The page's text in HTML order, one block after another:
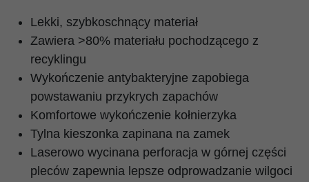
Lekki, szybkoschnący materiał
Zawiera >80% materiału pochodzącego z
recyklingu
Wykończenie antybakteryjne zapobiega
powstawaniu przykrych zapachów
Komfortowe wykończenie kołnierzyka
Tylna kieszonka zapinana na zamek
Laserowo wycinana perforacja w górnej części
pleców zapewnia lepsze odprowadzanie wilgoci